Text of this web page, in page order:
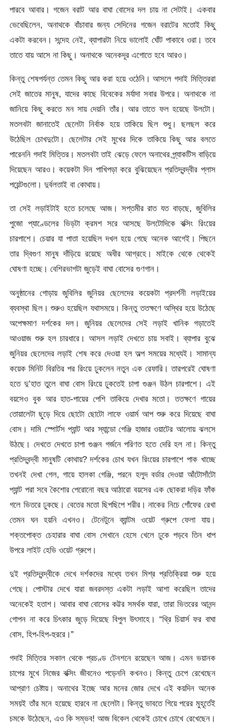
পারবে আবার। গজেন বরাট আর বাঘা বোসের দল চায় না সেটাই। একবার
ভেবেছিলেন, অনাথকে বাঁচাবার জন্য সেদিনের গজেন বরাটের মতোই কিছু
একটা করবেন। সন্দেহ নেই, ব্যাপারটা নিয়ে ভালোই ঘোঁট পাকাবে ওরা। তবে
তাতে যায় আসে না কিছু। অনাথকে অনেকদূর এগোতে হবে আরও।
কিন্তু শেষপর্যন্ত তেমন কিছু আর করা হয়ে ওঠেনি। আসলে গদাই মিত্তিররা
সেই জাতের মানুষ, যাদের কাছে বিবেকের মর্যাদা সবার উপরে। অনাথকে না
জানিয়ে কিছু করতে মন সায় দেয়নি তাঁর। আর তাতে ফল হয়েছে উলটো।
মতলবটা জানাতেই ছেলেটা নির্বাক হয়ে তাকিয়ে ছিল শুধু। ছলছল করে
উঠেছিল চোখদুটো। ছেলেটার সেই মুখের দিকে তাকিয়ে কিছু আর বলতে
পারেননি গদাই মিত্তির। মতলবটা তাই ঝেড়ে ফেলে অনাথের প্র্যাকটিস বাড়িয়ে
দিয়েছেন আরও। কয়েকটা দিন পাখিপড়া করে বুঝিয়েছেন প্রতিদ্বন্দ্বীর প্লাস
পয়েন্টগুলো। দুর্বলতাই বা কোথায়।
তা সেই লড়াইটাই হতে চলেছে আজ। সপ্তমীর রাত যত বাড়ছে, জুবিলির
পুজো প্যাণ্ডেলের ভিড়টা ক্রমশ সরে আসছে উলটোদিকে বক্সিং রিংয়ের
চারপাশে। চেয়ার যা পাতা হয়েছিল দখল হয়ে গেছে অনেক আগেই। পিছনে
তার দ্বিগুণ মানুষ দাঁড়িয়ে রয়েছে অধীর আগ্রহে। মাইকে থেকে থেকেই
ঘোষণা হচ্ছে। বেশিরভাগটা জুড়েই বাঘা বোসের গুণগান।
অনুষ্ঠানের গোড়ায় জুবিলির জুনিয়র ছেলেদের কয়েকটা প্রদর্শনী লড়াইয়ের
ব্যবস্থা ছিল। শুরুও হয়েছিল যথাসময়ে। কিন্তু ততক্ষণে অস্থির হয়ে উঠেছে
অপেক্ষমাণ দর্শকের দল। জুনিয়র ছেলেদের সেই লড়াই খানিক গড়াতেই
আওয়াজ শুরু হল চারধারে। আসল লড়াই দেখতে চায় সবাই। ব্যাপার বুঝে
জুনিয়র ছেলেদের লড়াই শেষ করে দেওয়া হল অল্প সময়ের মধ্যেই। সামান্য
কয়েক মিনিট বিরতির পর রিংয়ে ঢুকলেন নতুন এক রেফারি। তারপরেই ঘোষণা
হতে দু’হাত তুলে বাঘা বোস রিংয়ে ঢুকতেই চাপা গুঞ্জন উঠল চারপাশে। এই
বয়সেও বুক আর হাত-পায়ের পেশি তাকিয়ে দেখার মতো। ততক্ষণে গায়ের
তোয়ালেটা ছুড়ে দিয়ে ছোটো ছোটো লাফে ওয়ার্ম আপ শুরু করে দিয়েছে বাঘা
বোস। দামি স্পোর্টস প্যান্ট আর স্যান্ডো গেঞ্জি হাজার ওয়াটের আলোয় ঝলসে
উঠছে। দেখতে দেখতে চাপা গুঞ্জন গর্জনে পরিণত হতে দেরি হল না। কিন্তু
প্রতিদ্বন্দ্বী মানুষটি কোথায়? দর্শকের চোখ যখন রিংয়ের চারপাশে পাক খাচ্ছে
তখনই দেখা গেল, গায়ে হালকা গেঞ্জি, পরনে হলুদ বর্ডার দেওয়া আঁটোসাঁটো
প্যান্ট পরা সবে কৈশোর পেরোনো বছর আঠারো বয়সের এক ছোকরা দড়ির ফাঁক
গলে ভিতরে ঢুকছে। বেতের মতো ছিপছিপে শরীর। নাকের নিচে গোঁফের রেখা
তেমন ঘন হয়নি এখনও। টেনেটুনে ব্যান্টম ওয়েট গ্রুপে ফেলা যায়।
শক্তপোক্ত চেহারার বাঘা বোস সেখানে হেসে খেলে ঢুকে পড়বে তিন ধাপ
উপরে লাইট হেভি ওয়েট গ্রুপে।
দুই প্রতিদ্বন্দ্বীকে দেখে দর্শকদের মধ্যে তখন মিশ্র প্রতিক্রিয়া শুরু হয়ে
গেছে। পোস্টার দেখে যারা জবরদস্ত একটা লড়াই আশা করেছিল তাদের
অনেকেই হতাশ। আবার বাঘা বোসের কট্টর সমর্থক যারা, তারা ভিতরের আনন্দ
গোপন না করে চিৎকার জুড়ে দিয়েছে বিপুল উৎসাহে। “থ্রি চিয়ার্স ফর বাঘা
বোস, হিপ-হিপ-হুররে।”
গদাই মিত্তির সকাল থেকে প্রচণ্ড টেনশনে রয়েছেন আজ। এমন ভয়ানক
চাপের মুখে নিজের বক্সিং জীবনেও পড়েননি কখনও। কিন্তু চেপে রেখেছেন
আপ্রাণ চেষ্টায়। অনাথের ইচ্ছে আর মনের জোর দেখে এই কয়দিন অনেক
সময়ই তাঁর মনে হয়েছে হারবে না ছেলেটা। কিন্তু ভাবতে গিয়ে পরের মুহূর্তেই
চমকে উঠেছেন, এও কি সম্ভব! আজ বিকেল থেকেই চোখে চোখে রেখেছেন।